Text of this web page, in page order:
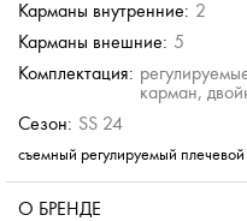
Карманы внутренние: 2
Карманы внешние: 5
Комплектация:
карман,
Сезон: SS 24
съемный регулируемый
О БРЕНДЕ